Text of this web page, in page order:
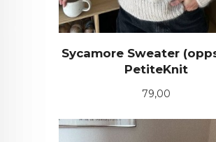
Sycamore Sweater
PetiteKnit
Pris
79,00